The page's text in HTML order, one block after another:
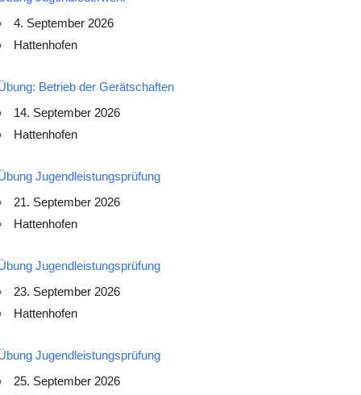
4. September 2026
Hattenhofen
Betrieb der Gerätschaften
14. September 2026
Hattenhofen
Jugendleistungsprüfung
21. September 2026
Hattenhofen
Jugendleistungsprüfung
23. September 2026
Hattenhofen
Jugendleistungsprüfung
25. September 2026